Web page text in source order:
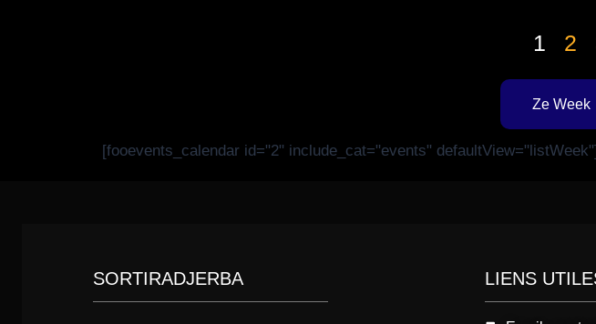
1 2
Ze Week
[fooevents_calendar id="2" include_cat="events" defaultView="listWeek"]
SORTIRADJERBA LIENS